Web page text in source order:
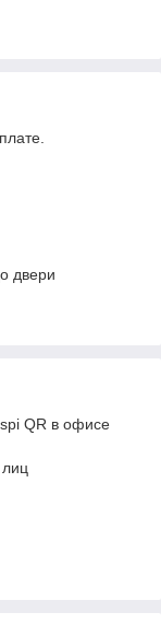
двери
QR в офисе